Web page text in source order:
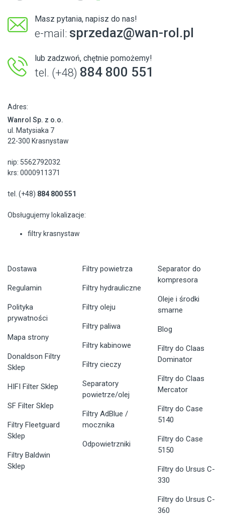
Masz pytania, napisz do nas!
e-mail: sprzedaz@wan-rol.pl
lub zadzwoń, chętnie pomożemy!
tel. (+48) 884 800 551
Adres:
Wanrol Sp. z o.o.
ul. Matysiaka 7
22-300 Krasnystaw
nip: 5562792032
krs: 0000911371
tel. (+48) 884 800 551
Obsługujemy lokalizacje:
filtry krasnystaw
Dostawa
Regulamin
Polityka
prywatności
Mapa strony
Donaldson Filtry
Sklep
HIFI Filter Sklep
SF Filter Sklep
Filtry Fleetguard
Sklep
Filtry Baldwin
Sklep
Filtry powietrza
Filtry hydrauliczne
Filtry oleju
Filtry paliwa
Filtry kabinowe
Filtry cieczy
Separatory
powietrze/olej
Filtry AdBlue /
mocznika
Odpowietrzniki
Separator do
kompresora
Oleje i środki
smarne
Blog
Filtry do Claas
Dominator
Filtry do Claas
Mercator
Filtry do Case
5140
Filtry do Case
5150
Filtry do Ursus C-
330
Filtry do Ursus C-
360